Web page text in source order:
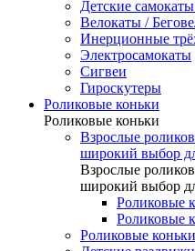
Детские
Велокаты /
Инерционные
Электросамокаты
Сигвеи
Гироскутеры
Роликовые коньки
Роликовые коньки
Взрослые
широкий выбор
Взрослые
широкий выбор
Роликовые
Роликовые
Роликовые